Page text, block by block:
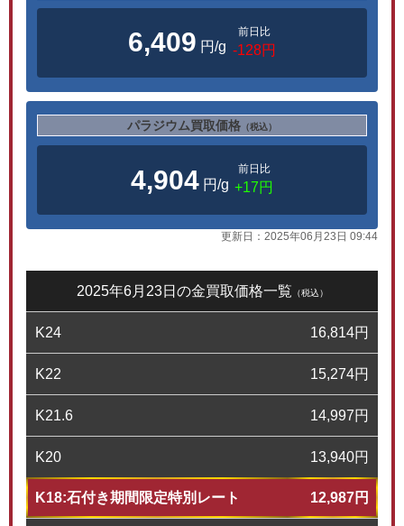
6,409 円/g
前日比
-128円
パラジウム買取価格 （税込）
4,904 円/g
前日比
+17円
更新日： 2025年06月23日 09:44
2025年6月23日の金買取価格一覧 （税込）
K24 16,814円
K22 15,274円
K21.6 14,997円
K20 13,940円
K18:石付き期間限定特別レート 12,987円